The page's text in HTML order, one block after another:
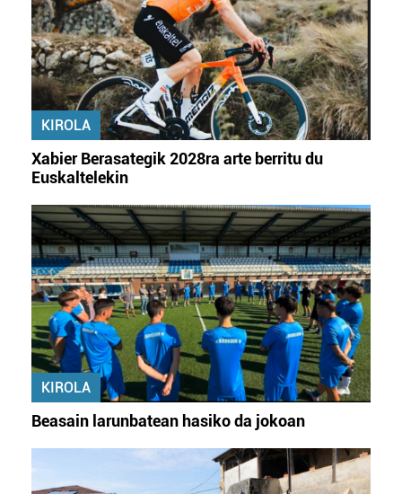
KIROLA
Xabier Berasategik 2028ra arte berritu du
Euskaltelekin
KIROLA
Beasain larunbatean hasiko da jokoan